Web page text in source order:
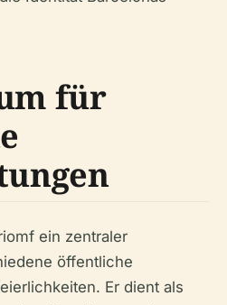
für
ein zentraler
öffentliche
Er dient als